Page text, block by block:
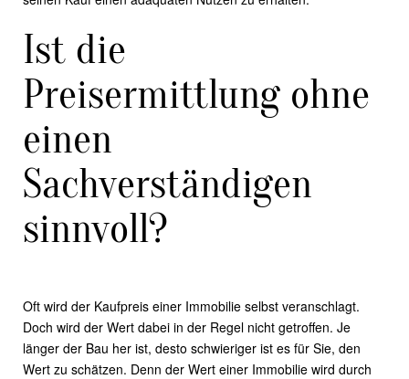
Ist die
Preisermittlung ohne
einen
Sachverständigen
sinnvoll?
Oft wird der Kaufpreis einer Immobilie selbst veranschlagt.
Doch wird der Wert dabei in der Regel nicht getroffen. Je
länger der Bau her ist, desto schwieriger ist es für Sie, den
Wert zu schätzen. Denn der Wert einer Immobilie wird durch